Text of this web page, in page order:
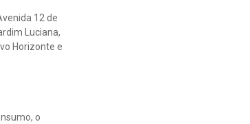
12 de
Luciana,
Horizonte e
o